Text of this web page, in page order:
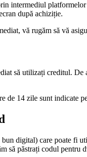
intermediul
după achiziție.
vă rugăm să vă
să utilizați creditul. De
de 14 zile sunt
digital) care poate fi
să păstrați codul pentru